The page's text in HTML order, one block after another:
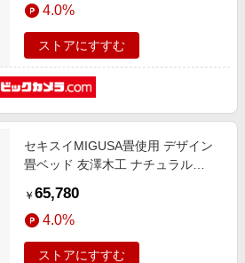
4.0%
ストアにすすむ
セキスイMIGUSA畳使用 デザイン
畳ベッド 友澤木工 ナチュラル
ズ]
￥ 65,780
4.0%
ストアにすすむ